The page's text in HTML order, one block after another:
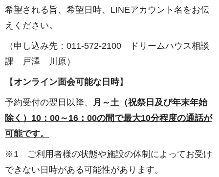
希望される旨、希望日時、LINEアカウント名をお伝
えください。
（申し込み先：011-572-2100 ドリームハウス相談
課 戸澤 川原）
【 オンライン面会可能な日時】
予約受付の翌日以降、 月～土（祝祭日及び年末年始
除く）10：00～16：00の間で最大10分程度の通話が
可能です。
※1 ご利用者様の状態や施設の体制によってお受け
できない日時がある可能性があります。